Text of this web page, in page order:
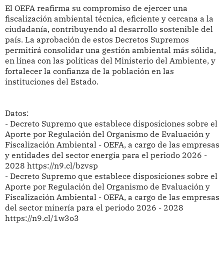
El OEFA reafirma su compromiso de ejercer una
fiscalización ambiental técnica, eficiente y cercana a la
ciudadanía, contribuyendo al desarrollo sostenible del
país. La aprobación de estos Decretos Supremos
permitirá consolidar una gestión ambiental más sólida,
en línea con las políticas del Ministerio del Ambiente, y
fortalecer la confianza de la población en las
instituciones del Estado.
Datos:
- Decreto Supremo que establece disposiciones sobre el
Aporte por Regulación del Organismo de Evaluación y
Fiscalización Ambiental - OEFA, a cargo de las empresas
y entidades del sector energía para el periodo 2026 -
2028 https://n9.cl/bzvsp
- Decreto Supremo que establece disposiciones sobre el
Aporte por Regulación del Organismo de Evaluación y
Fiscalización Ambiental - OEFA, a cargo de las empresas
del sector minería para el periodo 2026 - 2028
https://n9.cl/1w3o3